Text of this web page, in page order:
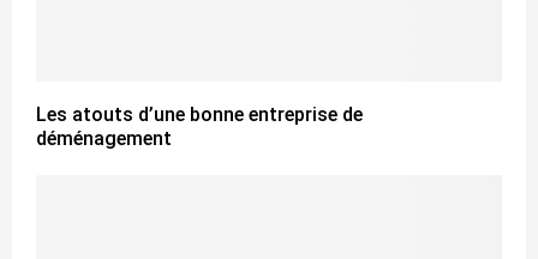
Les atouts d’une bonne entreprise de
déménagement